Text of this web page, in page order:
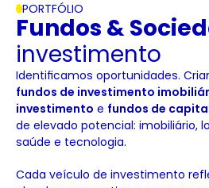
PORTFÓLIO
Fundos &
investimento
Identificamos oportunidades.
fundos de investimento
investimento e fundos de
de elevado potencial: imobiliário,
saúde e tecnologia.
Cada veículo de investimento